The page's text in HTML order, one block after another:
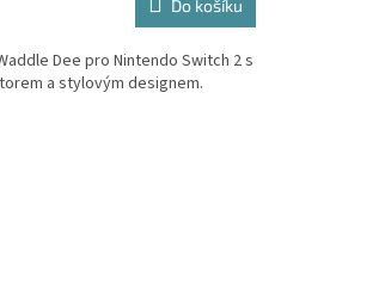
Do košíku
Dee pro Nintendo Switch 2 s
a stylovým designem.